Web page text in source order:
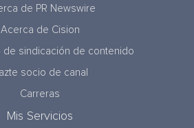
de PR Newswire
Acerca de Cision
de sindicación de contenido
socio de canal
Carreras
Mis Servicios